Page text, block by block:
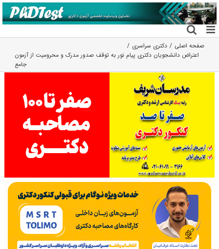
رفتن
به
محتوا
صفحه اصلی
دکتری سراسری
اعتراض دانشجویان دکتری پیام نور به توقف صدور مدرک و محرومیت از آزمون
جامع